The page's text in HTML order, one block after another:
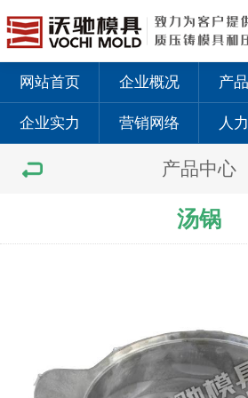
网站首页 企业概况 产
企业实力 营销网络 人
产品中心
汤锅